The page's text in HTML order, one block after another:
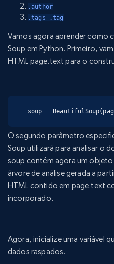
.author
.tags .tag
Vamos agora aprender como
Soup em Python. Primeiro,
HTML page.text para o
soup =
O segundo parâmetro
Soup utilizará para analisar o
soup contém agora um objeto
árvore de análise gerada a
HTML contido em page.text
incorporado.
Agora, inicialize uma variável
dados raspados.